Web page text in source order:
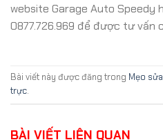
website Garage Auto Speedy
0877.726.969 để được tư vấn
Bài viết này được đăng trong Mẹo
trực.
BÀI VIẾT LIÊN QUAN